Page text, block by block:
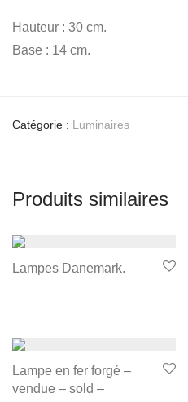
Hauteur : 30 cm.
Base : 14 cm.
Catégorie : Luminaires
Produits similaires
Lampes Danemark.
Lampe en fer forgé –
vendue – sold –